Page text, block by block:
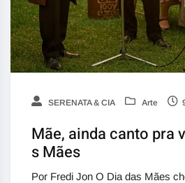
SERENATA & CIA Arte
Mãe, ainda canto pra
s Mães
Por Fredi Jon O Dia das Mães